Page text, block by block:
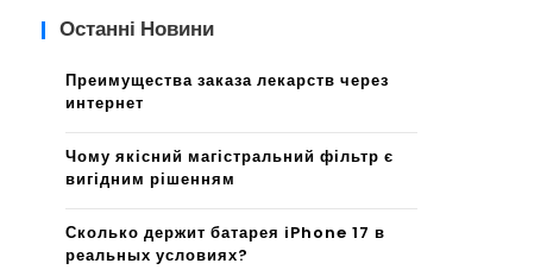
Останні Новини
Преимущества заказа лекарств через
интернет
Чому якісний магістральний фільтр є
вигідним рішенням
Сколько держит батарея iPhone 17 в
реальных условиях?